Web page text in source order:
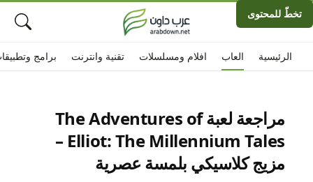
تخطّ للمحتوى
الرئيسية افلام ومسلسلات تقنية وانترنت العاب برامج
مراجعة لعبة The Adventures of
Elliot: The Millennium Tales –
مزيج كلاسيكي بلمسة عصرية